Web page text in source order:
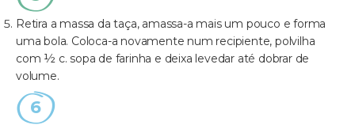
Retira a massa da taça, amassa-a mais um pouco e forma
uma bola. Coloca-a novamente num recipiente, polvilha
com ½ c. sopa de farinha e deixa levedar até dobrar de
volume.